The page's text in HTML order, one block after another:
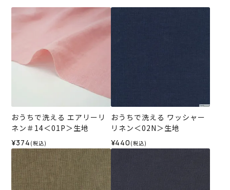
おうちで洗える エアリーリ
ネン＃14＜01P＞生地
¥374 (税込)
おうちで洗える ワッシャー
リネン＜02N＞生地
¥440 (税込)